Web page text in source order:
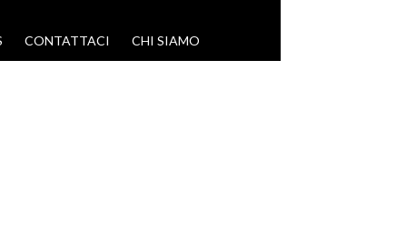
CONTATTACI CHI SIAMO